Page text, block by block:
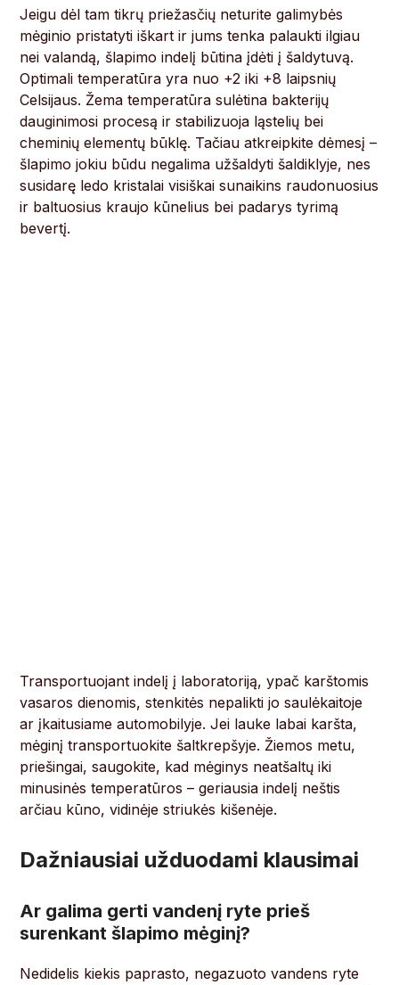
Jeigu dėl tam tikrų priežasčių neturite galimybės
mėginio pristatyti iškart ir jums tenka palaukti ilgiau
nei valandą, šlapimo indelį būtina įdėti į šaldytuvą.
Optimali temperatūra yra nuo +2 iki +8 laipsnių
Celsijaus. Žema temperatūra sulėtina bakterijų
dauginimosi procesą ir stabilizuoja ląstelių bei
cheminių elementų būklę. Tačiau atkreipkite dėmesį –
šlapimo jokiu būdu negalima užšaldyti šaldiklyje, nes
susidarę ledo kristalai visiškai sunaikins raudonuosius
ir baltuosius kraujo kūnelius bei padarys tyrimą
bevertį.
Transportuojant indelį į laboratoriją, ypač karštomis
vasaros dienomis, stenkitės nepalikti jo saulėkaitoje
ar įkaitusiame automobilyje. Jei lauke labai karšta,
mėginį transportuokite šaltkrepšyje. Žiemos metu,
priešingai, saugokite, kad mėginys neatšaltų iki
minusinės temperatūros – geriausia indelį neštis
arčiau kūno, vidinėje striukės kišenėje.
Dažniausiai užduodami klausimai
Ar galima gerti vandenį ryte prieš
surenkant šlapimo mėginį?
Nedidelis kiekis paprasto, negazuoto vandens ryte